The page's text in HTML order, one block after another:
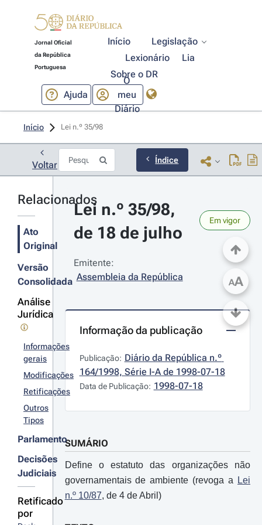
Jornal Oficial
da República
Portuguesa
Início
Legislação
Lexionário
Lia
Sobre o DR
Ajuda
O
meu
Diário
Início Lei n.º 35/98
Voltar Índice
Relacionados
Ato
Original
Versão
Consolidada
Análise
Jurídica
Informações
gerais
Modificações
Retificações
Outros
Tipos
Parlamento
Decisões
Judiciais
Retificado
por
Lei n.º 35/98,
de 18 de julho
Em vigor
Emitente:
Assembleia da República
Informação da publicação
Publicação: Diário da República n.º
164/1998, Série I-A de 1998-07-18
Data de Publicação: 1998-07-18
SUMÁRIO
Define o estatuto das organizações não
governamentais de ambiente (revoga a
Lei
n.º 10/87, de 4 de Abril)
AA